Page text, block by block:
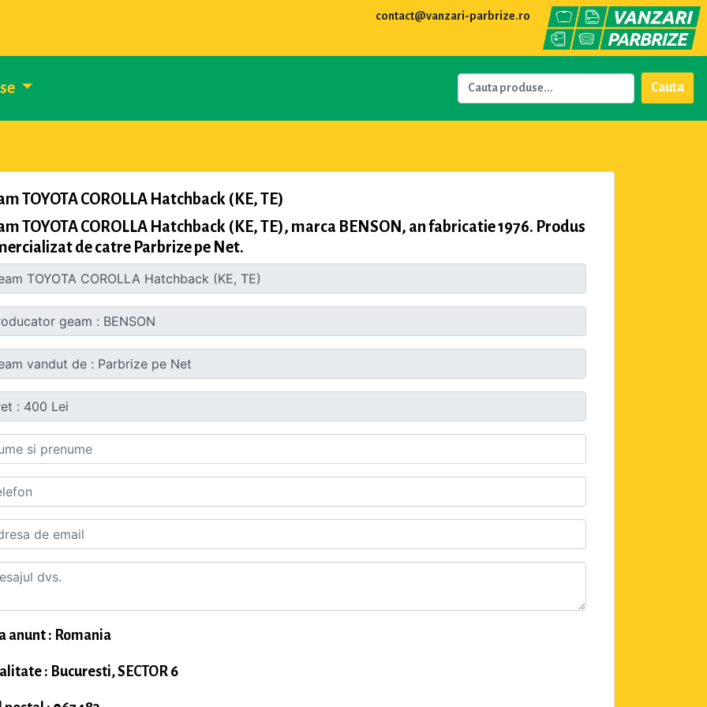
contact@vanzari-parbrize.ro
Cauta
TOYOTA COROLLA Hatchback (KE, TE)
TOYOTA COROLLA Hatchback (KE, TE), marca BENSON, an fabricatie 1976. Produs
de catre Parbrize pe Net.
anunt : Romania
: Bucuresti, SECTOR 6